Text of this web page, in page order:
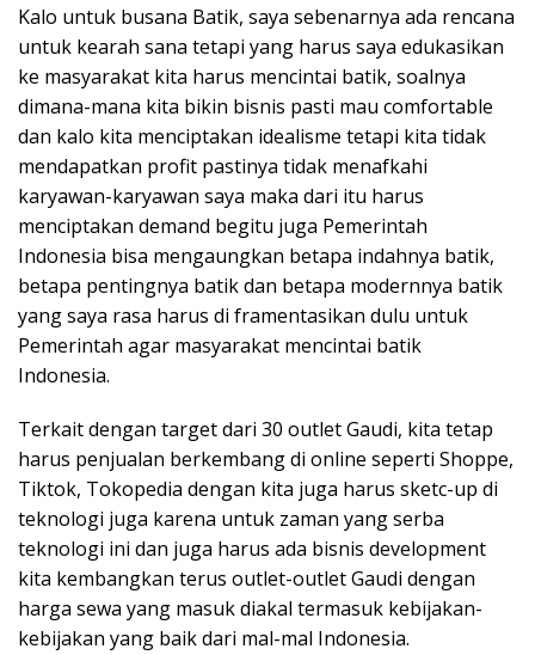
Kalo untuk busana Batik, saya sebenarnya ada rencana
untuk kearah sana tetapi yang harus saya edukasikan
ke masyarakat kita harus mencintai batik, soalnya
dimana-mana kita bikin bisnis pasti mau comfortable
dan kalo kita menciptakan idealisme tetapi kita tidak
mendapatkan profit pastinya tidak menafkahi
karyawan-karyawan saya maka dari itu harus
menciptakan demand begitu juga Pemerintah
Indonesia bisa mengaungkan betapa indahnya batik,
betapa pentingnya batik dan betapa modernnya batik
yang saya rasa harus di framentasikan dulu untuk
Pemerintah agar masyarakat mencintai batik
Indonesia.
Terkait dengan target dari 30 outlet Gaudi, kita tetap
harus penjualan berkembang di online seperti Shoppe,
Tiktok, Tokopedia dengan kita juga harus sketc-up di
teknologi juga karena untuk zaman yang serba
teknologi ini dan juga harus ada bisnis development
kita kembangkan terus outlet-outlet Gaudi dengan
harga sewa yang masuk diakal termasuk kebijakan-
kebijakan yang baik dari mal-mal Indonesia.